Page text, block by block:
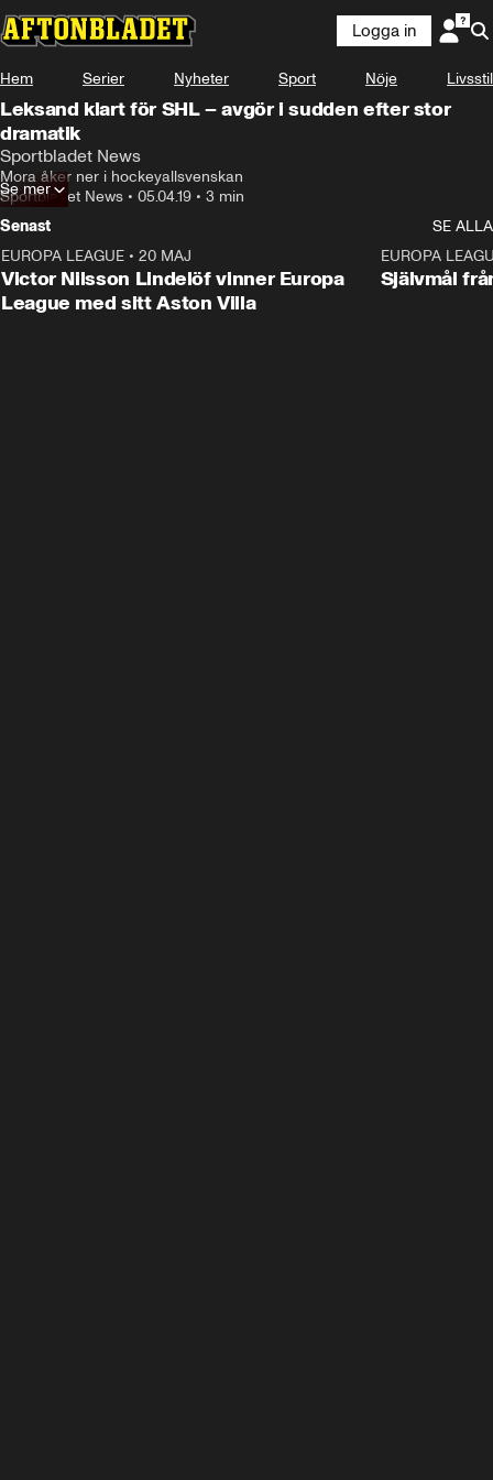
Logga in
Hem Serier Nyheter Sport Nöje Livsstil
Leksand klart för SHL – avgör i sudden efter stor
dramatik
Sportbladet News
Mora åker ner i hockeyallsvenskan
Sportbladet News • 05.04.19 • 3 min
Se mer
Senast
SE ALLA
EUROPA LEAGUE • 20 MAJ
Victor Nilsson Lindelöf vinner Europa
League med sitt Aston Villa
EUROPA
Självmål